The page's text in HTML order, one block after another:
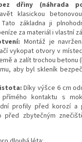
dřiny (náhrada
klasickou
základna ji
za materiál i vlastní
Montáž je
vykopat otvory v
a zalít trochou betonu
aby byl skleník
Díky výšce 6 cm
kontaktu s
profily před korozí a
zbytečným